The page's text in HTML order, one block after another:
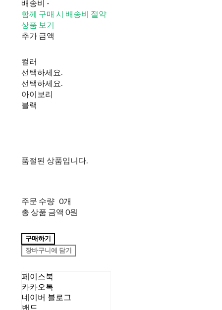
배송비 -
함께 구매 시 배송비 절약
상품 보기
추가 금액
컬러
선택하세요.
선택하세요.
아이보리
블랙
품절된 상품입니다.
주문 수량 0개
총 상품 금액 0원
구매하기
장바구니에 담기
페이스북
카카오톡
네이버 블로그
밴드